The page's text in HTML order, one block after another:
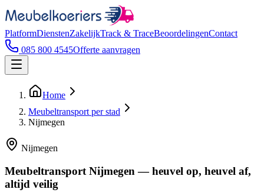
PlatformDienstenZakelijkTrack & TraceBeoordelingenContact
085 800 4545Offerte aanvragen
Home
Meubeltransport per stad
Nijmegen
Nijmegen
Meubeltransport Nijmegen — heuvel op, heuvel af,
altijd veilig